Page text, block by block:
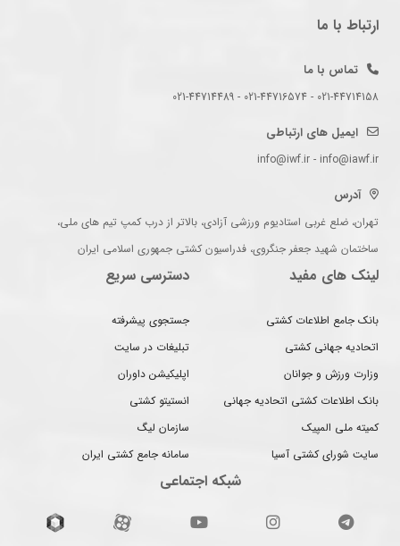
ارتباط با ما
تماس با ما
021-44714158 - 021-44716574 - 021-44714489
ایمیل های ارتباطی
info@iwf.ir - info@iawf.ir
آدرس
تهران، ضلع غربی استادیوم ورزشی آزادی، بالاتر از درب کمپ تیم های ملی،
ساختمان شهید جعفر جنگروی، فدراسیون کشتی جمهوری اسلامی ایران
لینک های مفید
بانک جامع اطلاعات کشتی
اتحادیه جهانی کشتی
وزارت ورزش و جوانان
بانک اطلاعات کشتی اتحادیه جهانی
کمیته ملی المپیک
سایت شورای کشتی آسیا
دسترسی سریع
جستجوی پیشرفته
تبلیغات در سایت
اپلیکیشن داوران
انستیتو کشتی
سازمان لیگ
سامانه جامع کشتی ایران
شبکه اجتماعی